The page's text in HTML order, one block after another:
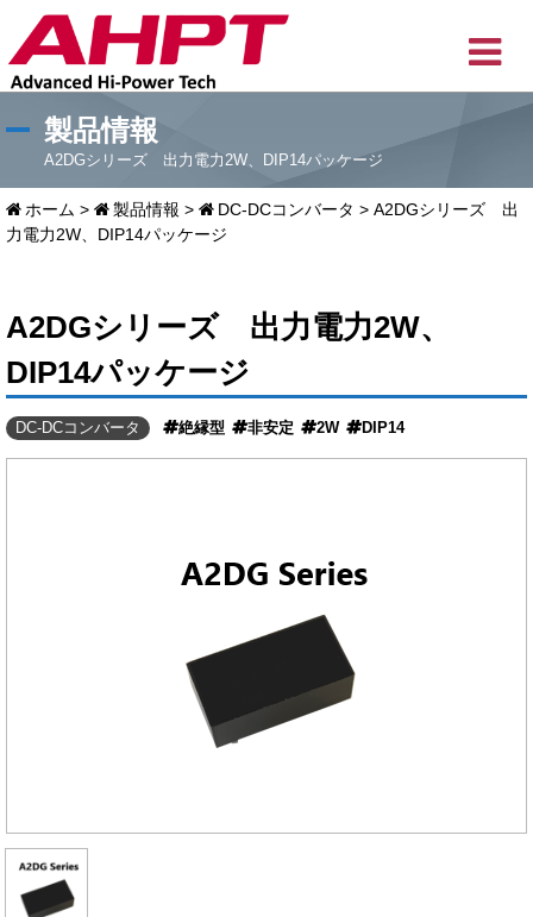
製品情報
A2DGシリーズ 出力電力2W、DIP14パッケージ
ホーム > 製品情報 > DC-DCコンバータ > A2DGシリーズ 出
力電力2W、DIP14パッケージ
A2DGシリーズ 出力電力2W、
DIP14パッケージ
DC-DCコンバータ 絶縁型 非安定 2W DIP14